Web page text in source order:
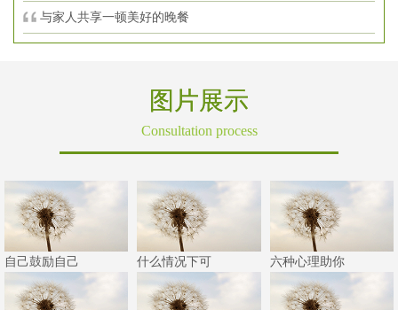
与家人共享一顿美好的晚餐
图片展示
Consultation process
自己鼓励自己 什么情况下可 六种心理助你